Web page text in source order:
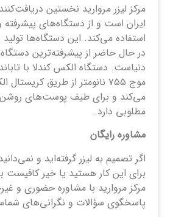
مرکز لیزر مروارید نخستین
ایران است و از دستگاه‌های پیشرفته
استفاده می‌کند. این دستگاه‌ها
در حال حاضر از پیشرفته‌ترین
دنیاست. دستگاه الکس کندلا با
موج ۷۵۵ نانومتر از طریق
می‌کند و برای طیف پوست‌های روشن
مطلوبی دارد.
مشاوره رایگان
اگر تصمیم به لیزر گرفته‌اید و
برای این کار هستید یا خیر کافیست
مرکز مروارید با مشاوره حضوری و
پاسخگوی سؤالات و نگرانی‌های